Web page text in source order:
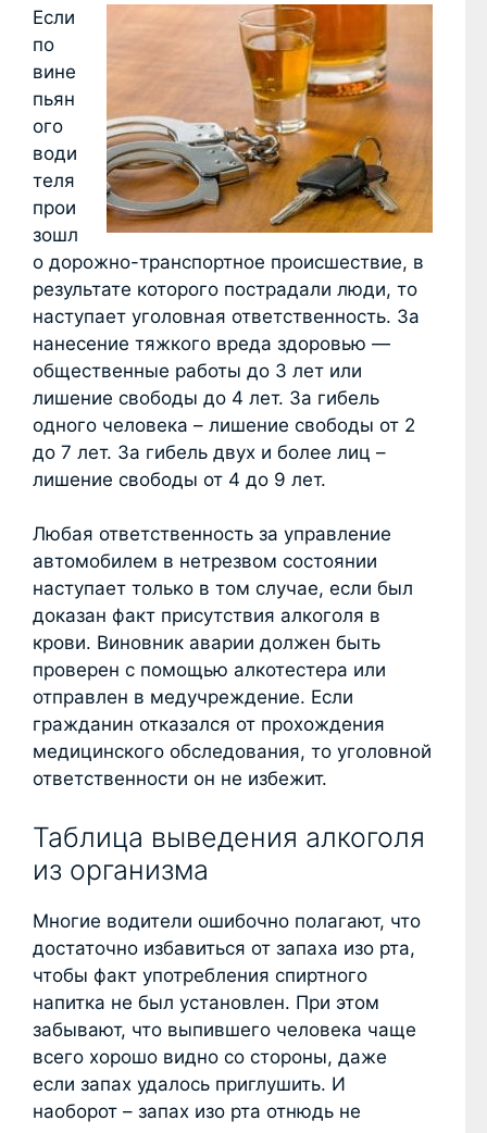
Если
по
вине
пьян
ого
води
теля
прои
зошл
о дорожно-транспортное происшествие, в
результате которого пострадали люди, то
наступает уголовная ответственность. За
нанесение тяжкого вреда здоровью —
общественные работы до 3 лет или
лишение свободы до 4 лет. За гибель
одного человека – лишение свободы от 2
до 7 лет. За гибель двух и более лиц –
лишение свободы от 4 до 9 лет.
Любая ответственность за управление
автомобилем в нетрезвом состоянии
наступает только в том случае, если был
доказан факт присутствия алкоголя в
крови. Виновник аварии должен быть
проверен с помощью алкотестера или
отправлен в медучреждение. Если
гражданин отказался от прохождения
медицинского обследования, то уголовной
ответственности он не избежит.
Таблица выведения алкоголя
из организма
Многие водители ошибочно полагают, что
достаточно избавиться от запаха изо рта,
чтобы факт употребления спиртного
напитка не был установлен. При этом
забывают, что выпившего человека чаще
всего хорошо видно со стороны, даже
если запах удалось приглушить. И
наоборот – запах изо рта отнюдь не